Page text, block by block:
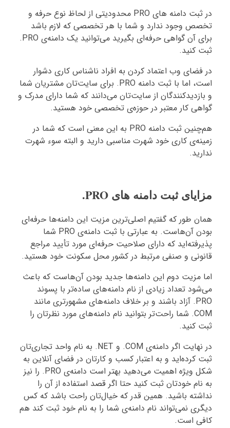
در ثبت دامنه های PRO محدودیتی از لحاظ نوع حرفه و
تخصص وجود ندارد و شما با هر تخصصی که لازم باشد
برای آن گواهی حرفه‌ای بگیرید می‌توانید یک دامنه‌ی PRO.
ثبت کنید.
در فضای وب اعتماد کردن به افراد ناشناس کاری دشوار
است، اما با ثبت دامنه PRO. برای سایت‌تان مشتریان شما
و بازدیدکنندگان از سایت‌تان می‌دانند که شما دارای مدرک و
گواهی کار معتبر در حوزه‌ی تخصصی خود هستید.
هم‌چنین ثبت دامنه PRO به این معنی است که شما در
زمینه‌ی کاری خود شهرت مناسبی دارید و البته سوء شهرت
ندارید.
مزایای ثبت دامنه های PRO.
همان طور که گفتیم اصلی‌ترین مزیت این دامنه‌ها حرفه‌ای
بودن آن‌هاست. به عبارتی با ثبت دامنه‌ی PRO شما
پذیرفته‌اید که دارای صلاحیت حرفه‌ای مورد تأیید مراجع
قانونی و صنفی مرتبط در کشور محل سکونت خود هستید.
اما مزیت دوم این دامنه‌ها جدید بودن آن‌هاست که باعث
می‌شود تعداد زیادی از نام دامنه‌های ساده‌تر با پسوند
PRO. آزاد باشند و بر خلاف دامنه‌های مشهورتری مانند
COM. شما راحت‌تر بتوانید نام دامنه‌های مورد نظرتان را
ثبت کنید.
در نهایت اگر دامنه‌ی COM. و NET. به نام واحد تجاری‌تان
ثبت کرده‌اید و به اعتبار کسب و کارتان در فضای آنلاین به
شکل ویژه اهمیت می‌دهید بهتر است دامنه‌ی PRO. را نیز
به نام خودتان ثبت کنید حتا اگر قصد استفاده از آن را
نداشته باشید. همین قدر که خیال‌تان راحت باشد که کس
دیگری نمی‌تواند نام دامنه‌ی شما را به نام خود ثبت کند هم
کافی است.